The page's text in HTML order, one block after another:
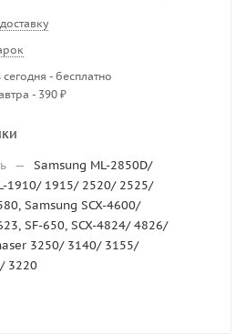
- бесплатно
- 390 ₽
—
Samsung ML-2850D/
1910/ 1915/ 2520/ 2525/
Samsung SCX-4600/
SF-650, SCX-4824/ 4826/
3250/ 3140/ 3155/
3220